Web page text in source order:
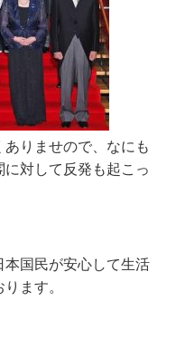
りませので、なにも
対して反発も起こっ
国民が安心して生活
ます。